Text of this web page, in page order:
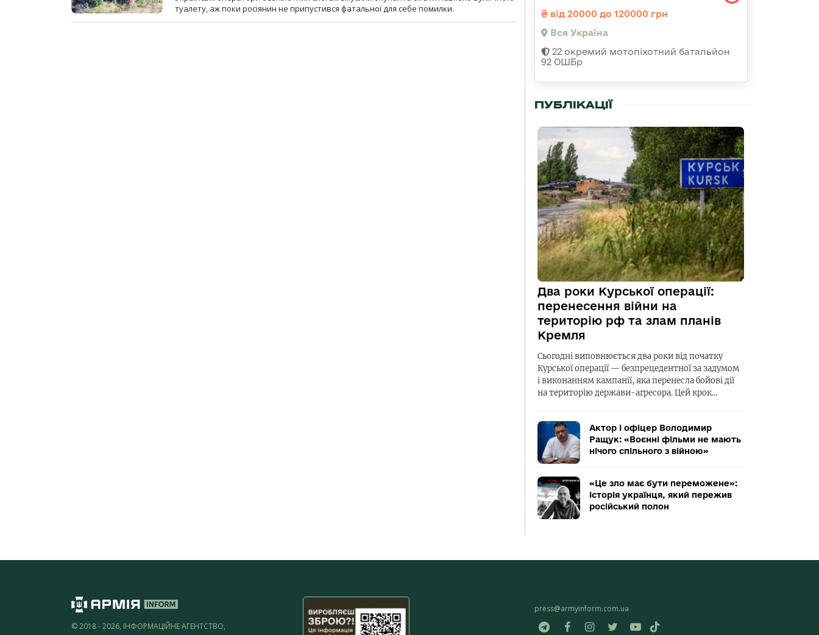
туалету, аж поки росіянин не припустився фатальної для себе помилки.
від 20000 до 120000 грн
Вся Україна
22 окремий мотопіхотний батальйон
92 ОШБр
ПУБЛІКАЦІЇ
Два роки Курської операції:
перенесення війни на
територію рф та злам планів
Кремля
Сьогодні виповнюється два роки від початку
Курської операції — безпрецедентної за задумом
і виконанням кампанії, яка перенесла бойові дії
на територію держави-агресора. Цей крок…
Актор і офіцер Володимир
Ращук: «Воєнні фільми не мають
нічого спільного з війною»
«Це зло має бути переможене»:
історія українця, який пережив
російський полон
© 2018 - 2026, ІНФОРМАЦІЙНЕ АГЕНТСТВО,
press@armyinform.com.ua